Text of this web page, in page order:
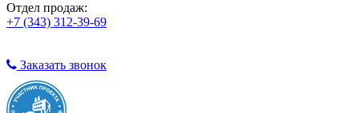
Отдел продаж:
+7 (343) 312-39-69
Заказать звонок